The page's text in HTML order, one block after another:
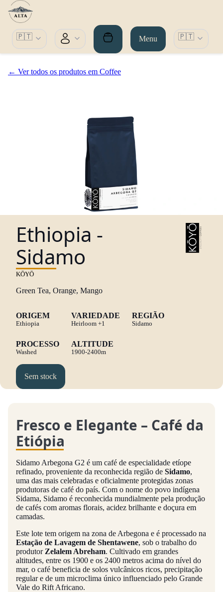
🇵🇹 Menu 🇵🇹
← Ver todos os produtos em Coffee
Ethiopia -
Sidamo
KŌYŌ
Green Tea, Orange, Mango
ORIGEM
Ethiopia
VARIEDADE
Heirloom +1
REGIÃO
Sidamo
PROCESSO
Washed
ALTITUDE
1900-2400m
Sem stock
Fresco e Elegante – Café da
Etiópia
Sidamo Arbegona G2 é um café de especialidade etíope
refinado, proveniente da reconhecida região de Sidamo,
uma das mais celebradas e oficialmente protegidas zonas
produtoras de café do país. Com o nome do povo indígena
Sidama, Sidamo é reconhecida mundialmente pela produção
de cafés com aromas florais, acidez brilhante e doçura em
camadas.
Este lote tem origem na zona de Arbegona e é processado na
Estação de Lavagem de Shentawene, sob o trabalho do
produtor Zelalem Abreham. Cultivado em grandes
altitudes, entre os 1900 e os 2400 metros acima do nível do
mar, o café beneficia de solos vulcânicos ricos, precipitação
regular e de um microclima único influenciado pelo Grande
Vale do Rift Africano.